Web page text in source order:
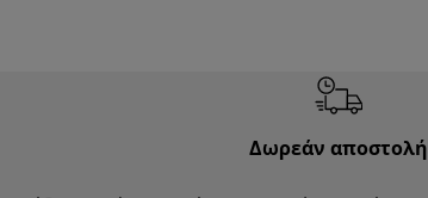
Δωρεάν αποστολή